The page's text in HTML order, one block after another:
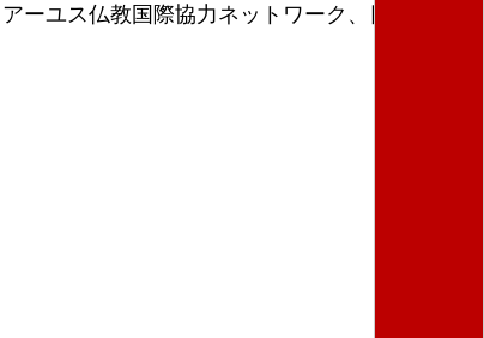
ーユス仏教国際協力ネットワーク、日本国際